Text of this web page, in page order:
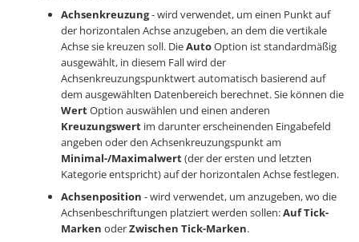
Achsenkreuzung- wird verwendet, um einen Punkt auf
der horizontalen Achse anzugeben, an dem die vertikale
Achse sie kreuzen soll. DieAutoOption ist standardmäßig
ausgewählt, in diesem Fall wird der
Achsenkreuzungspunktwert automatisch basierend auf
dem ausgewählten Datenbereich berechnet. Sie können die
WertOption auswählen und einen anderen
Kreuzungswert im darunter erscheinenden Eingabefeld
angeben oder den Achsenkreuzungspunkt am
Minimal-/Maximalwert(der der ersten und letzten
Kategorie entspricht) auf der horizontalen Achse festlegen.
Achsenposition - wird verwendet, um anzugeben, wo die
Achsenbeschriftungen platziert werden sollen:Auf Tick-
Marken oderZwischen Tick-Marken.